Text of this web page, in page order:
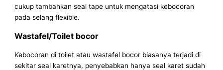
cukup tambahkan seal tape untuk mengatasi kebocoran
pada selang flexible.
Wastafel/Toilet bocor
Kebocoran di toilet atau wastafel bocor biasanya terjadi di
sekitar seal karetnya, penyebabkan hanya seal karet sudah